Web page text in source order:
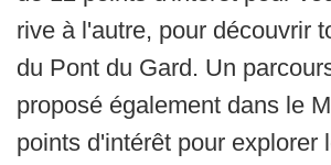
rive à l'autre, pour découvrir
du Pont du Gard. Un
proposé également dans le
points d'intérêt pour explorer